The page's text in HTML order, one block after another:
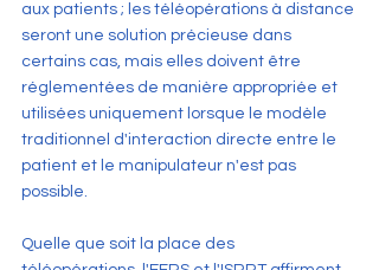
aux patients ; les téléopérations à distance
seront une solution précieuse dans
certains cas, mais elles doivent être
réglementées de manière appropriée et
utilisées uniquement lorsque le modèle
traditionnel d'interaction directe entre le
patient et le manipulateur n'est pas
possible.
Quelle que soit la place des